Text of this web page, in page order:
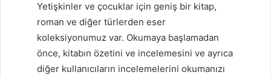
Yetişkinler ve çocuklar için geniş bir kitap,
roman ve diğer türlerden eser
koleksiyonumuz var. Okumaya başlamadan
önce, kitabın özetini ve incelemesini ve ayrıca
diğer kullanıcıların incelemelerini okumanızı